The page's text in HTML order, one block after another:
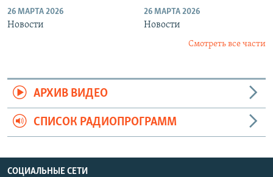
26 МАРТА 2026
Новости
26 МАРТА 2026
Новости
Смотреть все части
АРХИВ ВИДЕО
СПИСОК РАДИОПРОГРАММ
СОЦИАЛЬНЫЕ СЕТИ